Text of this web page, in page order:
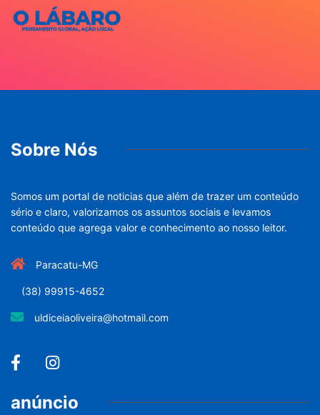
Sobre Nós
Somos um portal de noticias que além de trazer um conteúdo
sério e claro, valorizamos os assuntos sociais e levamos
conteúdo que agrega valor e conhecimento ao nosso leitor.
Paracatu-MG
(38) 99915-4652
uldiceiaoliveira@hotmail.com
anúncio